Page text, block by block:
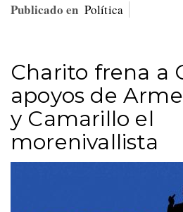
Publicado en Política
Charito frena a
apoyos de
y Camarillo el
morenivallista